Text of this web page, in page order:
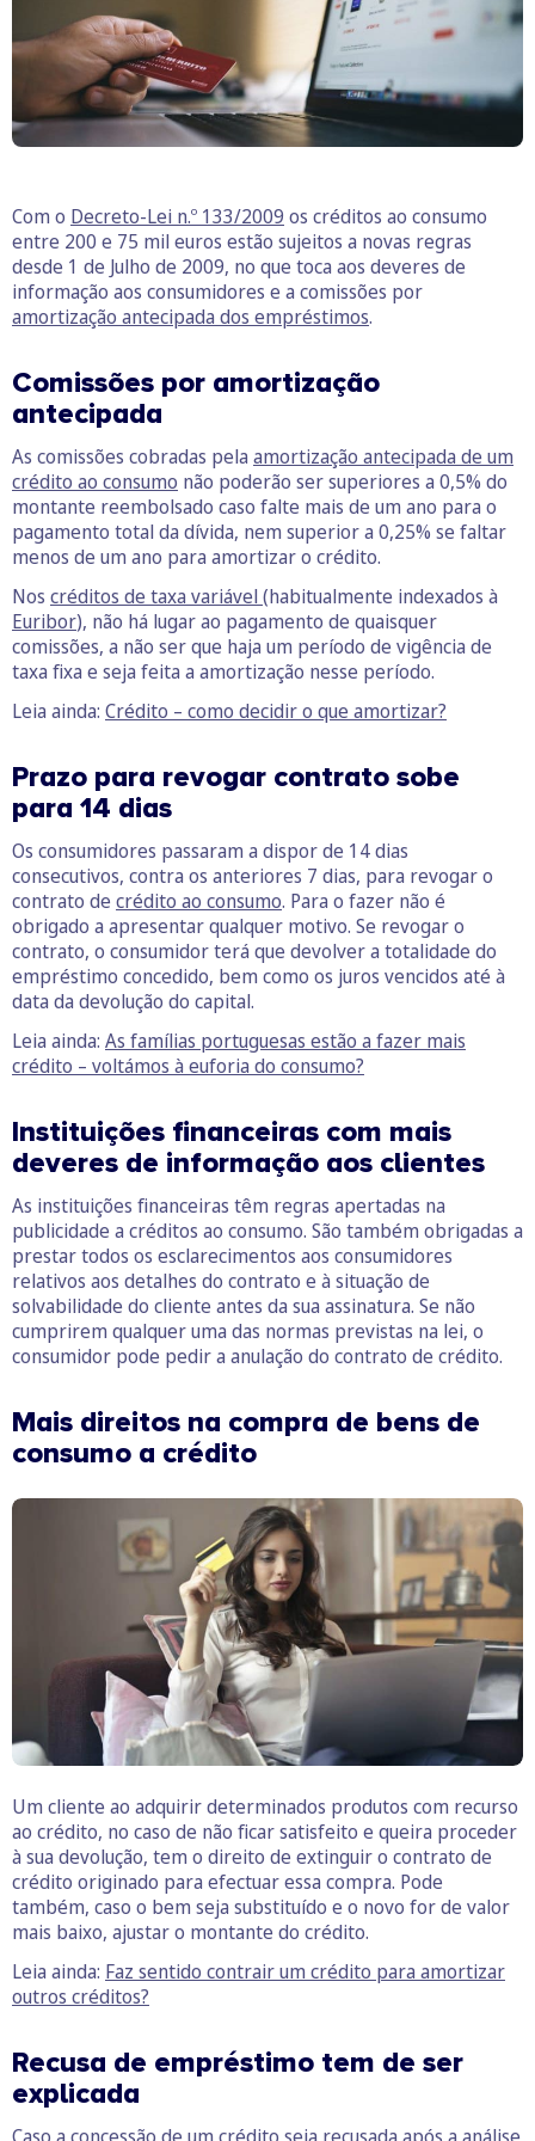
Com o Decreto-Lei n.º 133/2009 os créditos ao consumo
entre 200 e 75 mil euros estão sujeitos a novas regras
desde 1 de Julho de 2009, no que toca aos deveres de
informação aos consumidores e a comissões por
amortização antecipada dos empréstimos.
Comissões por amortização
antecipada
As comissões cobradas pela amortização antecipada de um
crédito ao consumo não poderão ser superiores a 0,5% do
montante reembolsado caso falte mais de um ano para o
pagamento total da dívida, nem superior a 0,25% se faltar
menos de um ano para amortizar o crédito.
Nos créditos de taxa variável (habitualmente indexados à
Euribor), não há lugar ao pagamento de quaisquer
comissões, a não ser que haja um período de vigência de
taxa fixa e seja feita a amortização nesse período.
Leia ainda: Crédito – como decidir o que amortizar?
Prazo para revogar contrato sobe
para 14 dias
Os consumidores passaram a dispor de 14 dias
consecutivos, contra os anteriores 7 dias, para revogar o
contrato de crédito ao consumo. Para o fazer não é
obrigado a apresentar qualquer motivo. Se revogar o
contrato, o consumidor terá que devolver a totalidade do
empréstimo concedido, bem como os juros vencidos até à
data da devolução do capital.
Leia ainda: As famílias portuguesas estão a fazer mais
crédito – voltámos à euforia do consumo?
Instituições financeiras com mais
deveres de informação aos clientes
As instituições financeiras têm regras apertadas na
publicidade a créditos ao consumo. São também obrigadas a
prestar todos os esclarecimentos aos consumidores
relativos aos detalhes do contrato e à situação de
solvabilidade do cliente antes da sua assinatura. Se não
cumprirem qualquer uma das normas previstas na lei, o
consumidor pode pedir a anulação do contrato de crédito.
Mais direitos na compra de bens de
consumo a crédito
Um cliente ao adquirir determinados produtos com recurso
ao crédito, no caso de não ficar satisfeito e queira proceder
à sua devolução, tem o direito de extinguir o contrato de
crédito originado para efectuar essa compra. Pode
também, caso o bem seja substituído e o novo for de valor
mais baixo, ajustar o montante do crédito.
Leia ainda: Faz sentido contrair um crédito para amortizar
outros créditos?
Recusa de empréstimo tem de ser
explicada